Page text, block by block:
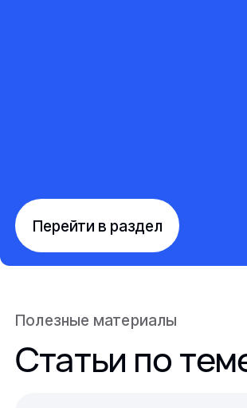
Перейти в раздел
Полезные материалы
Статьи по